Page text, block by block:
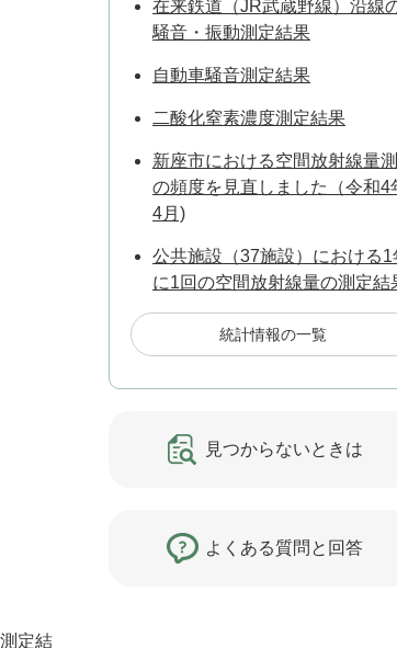
定結
在来鉄道（JR武蔵野線）沿線
騒音・振動測定結果
自動車騒音測定結果
二酸化窒素濃度測定結果
新座市における空間放射線量
の頻度を見直しました（令和4
4月)
公共施設（37施設）における1
に1回の空間放射線量の測定結
統計情報の一覧
見つからないときは
よくある質問と回答